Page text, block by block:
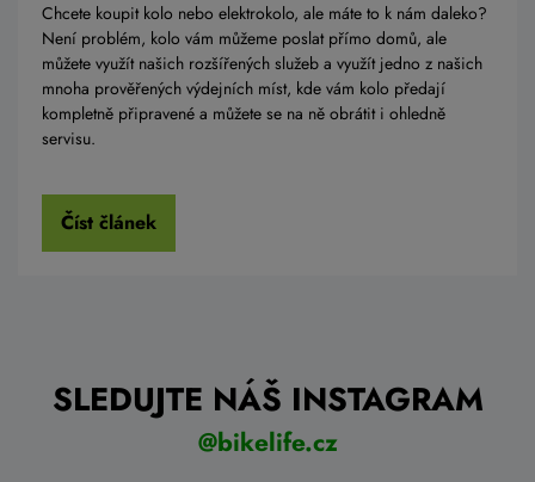
Chcete koupit kolo nebo elektrokolo, ale máte to k nám daleko?
Není problém, kolo vám můžeme poslat přímo domů, ale
můžete využít našich rozšířených služeb a využít jedno z našich
mnoha prověřených výdejních míst, kde vám kolo předají
kompletně připravené a můžete se na ně obrátit i ohledně
servisu.
Číst článek
SLEDUJTE NÁŠ INSTAGRAM
@bikelife.cz